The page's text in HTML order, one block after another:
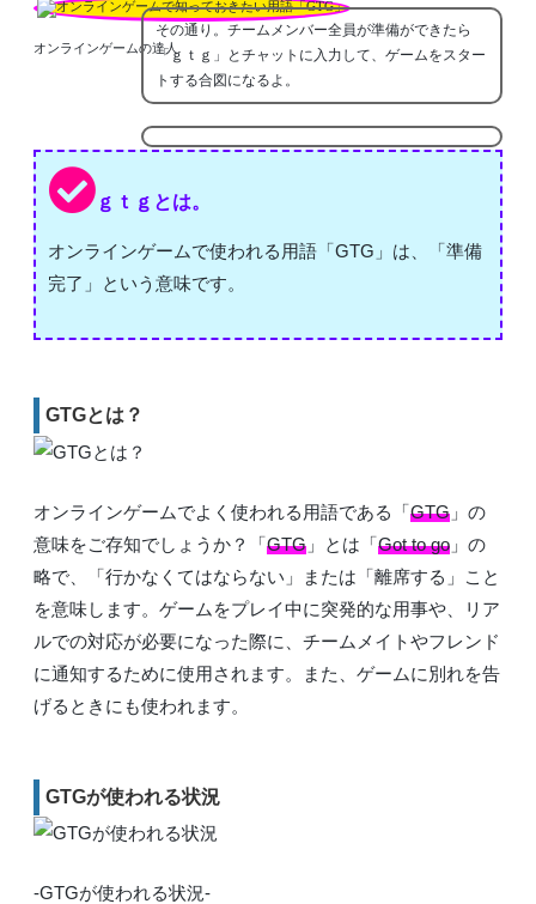
オンラインゲームの達人
その通り。チームメンバー全員が準備ができたら
「ｇｔｇ」とチャットに入力して、ゲームをスター
トする合図になるよ。
ｇｔｇとは。
オンラインゲームで使われる用語「GTG」は、「準備
完了」という意味です。
GTGとは？
オンラインゲームでよく使われる用語である「GTG 」の
意味をご存知でしょうか？「GTG 」とは「Got to go 」の
略で、「行かなくてはならない」または「離席する」こと
を意味します。ゲームをプレイ中に突発的な用事や、リア
ルでの対応が必要になった際に、チームメイトやフレンド
に通知するために使用されます。また、ゲームに別れを告
げるときにも使われます。
GTGが使われる状況
-GTGが使われる状況-